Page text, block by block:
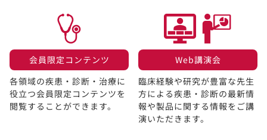
会員限定コンテンツ​
各領域の疾患・診断・治療に
役立つ会員限定コンテンツを
閲覧することができます。​
Web講演会​
臨床経験や研究が豊富な先生
方による疾患・診断の最新情
報や製品に関する情報をご講
演いただきます。